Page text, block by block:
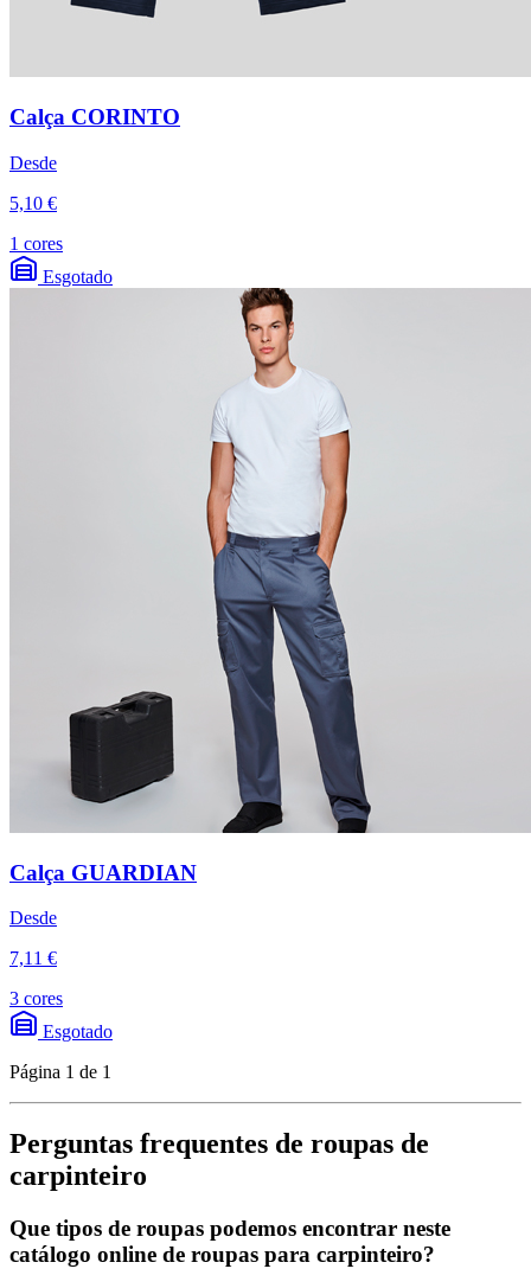
Calça CORINTO
Desde
5,10 €
1 cores
Esgotado
Calça GUARDIAN
Desde
7,11 €
3 cores
Esgotado
Página 1 de 1
Perguntas frequentes de roupas de
carpinteiro
Que tipos de roupas podemos encontrar neste
catálogo online de roupas para carpinteiro?